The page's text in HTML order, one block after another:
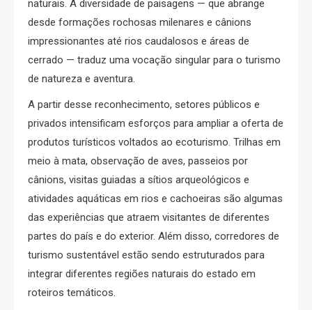
naturais. A diversidade de paisagens — que abrange
desde formações rochosas milenares e cânions
impressionantes até rios caudalosos e áreas de
cerrado — traduz uma vocação singular para o turismo
de natureza e aventura.
A partir desse reconhecimento, setores públicos e
privados intensificam esforços para ampliar a oferta de
produtos turísticos voltados ao ecoturismo. Trilhas em
meio à mata, observação de aves, passeios por
cânions, visitas guiadas a sítios arqueológicos e
atividades aquáticas em rios e cachoeiras são algumas
das experiências que atraem visitantes de diferentes
partes do país e do exterior. Além disso, corredores de
turismo sustentável estão sendo estruturados para
integrar diferentes regiões naturais do estado em
roteiros temáticos.